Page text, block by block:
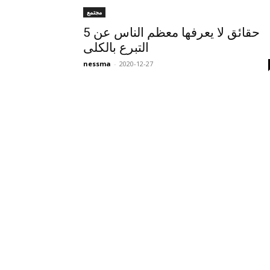
مجتمع
5 حقائق لا يعرفها معظم الناس عن
التبرع بالكلى
nessma - 2020-12-27